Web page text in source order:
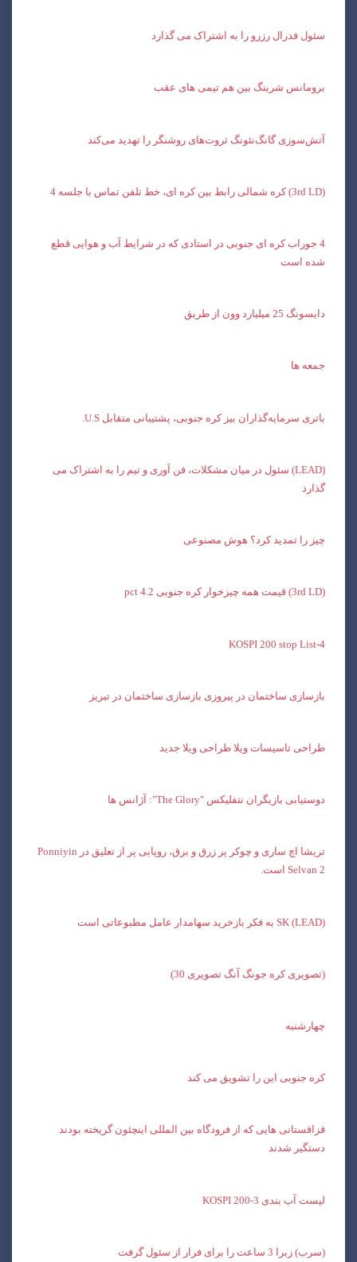
سئول فدرال رزرو را به اشتراک می گذارد
برومانس شرینگ بین هم تیمی های عقب
آتش‌سوزی گانگ‌نئونگ ثروت‌های روشنگر را تهدید می‌کند
(3rd LD) کره شمالی رابط بین کره ای، خط تلفن تماس با جلسه 4
4 جوراب کره ای جنوبی در استادی که در شرایط آب و هوایی قطع
شده است
دایسونگ 25 میلیارد وون از طریق
جمعه ها
باتری سرمایه‌گذاران بیز کره جنوبی، پشتیبانی متقابل U.S.
(LEAD) سئول در میان مشکلات، فن آوری و تیم را به اشتراک می
گذارد
چیز را تمدید کرد؟ هوش مصنوعی
(3rd LD) قیمت همه چیزخوار کره جنوبی 4.2 pct
KOSPI 200 stop List-4
بازسازی ساختمان در پیروزی بازسازی ساختمان در تبریز
طراحی تاسیسات ویلا طراحی ویلا جدید
دوستیابی بازیگران نتفلیکس "The Glory": آژانس ها
تریشا اچ ساری و چوکر پر زرق و برق، رویایی پر از تعلیق در Ponniyin
Selvan 2 است.
(LEAD) SK به فکر بازخرید سهامدار عامل مطبوعاتی است
(تصویری کره جونگ آنگ تصویری 30)
چهارشنبه
کره جنوبی این را تشویق می کند
قزاقستانی هایی که از فرودگاه بین المللی اینچئون گریخته بودند
دستگیر شدند
لیست آب بندی KOSPI 200-3
(سرب) زبرا 3 ساعت را برای فرار از سئول گرفت